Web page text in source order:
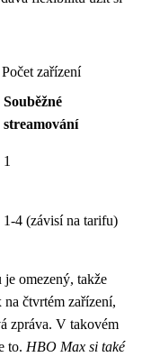
zařízení
Souběžné
streamování
1
1-4 (závisí na tarifu)
je omezený, takže
čtvrtém zařízení,
zpráva. V takovém
to. HBO Max si také